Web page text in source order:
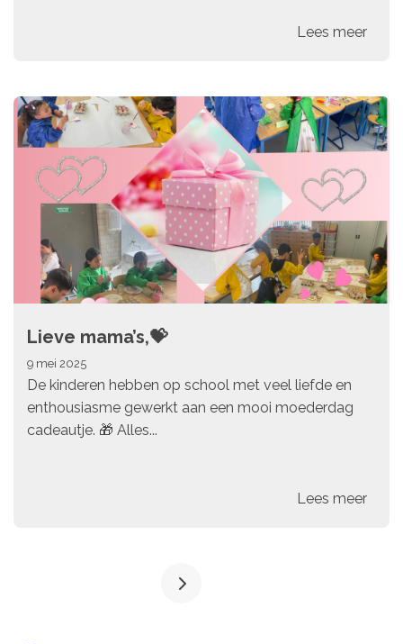
Lees meer
Lieve mama’s,💝
9 mei 2025
De kinderen hebben op school met veel liefde en
enthousiasme gewerkt aan een mooi moederdag
cadeautje. 🎁 Alles...
Lees meer